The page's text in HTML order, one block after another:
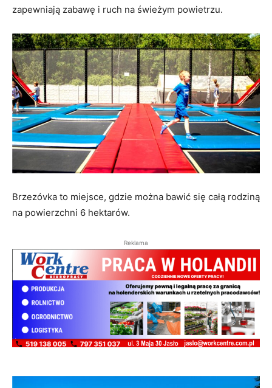
zapewniają zabawę i ruch na świeżym powietrzu.
Brzezóvka to miejsce, gdzie można bawić się całą rodziną
na powierzchni 6 hektarów.
Reklama